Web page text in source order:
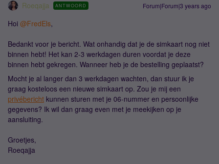
Roeqajja ANTWOORD Forum|Forum|3 years ago
Hoi @FredEls,
Bedankt voor je bericht. Wat onhandig dat je de simkaart nog niet
binnen hebt! Het kan 2-3 werkdagen duren voordat je deze
binnen hebt gekregen. Wanneer heb je de bestelling geplaatst?
Mocht je al langer dan 3 werkdagen wachten, dan stuur ik je
graag kosteloos een nieuwe simkaart op. Zou je mij een
privébericht kunnen sturen met je 06-nummer en persoonlijke
gegevens? Ik wil dan graag even met je meekijken op je
aansluiting.
Groetjes,
Roeqajja